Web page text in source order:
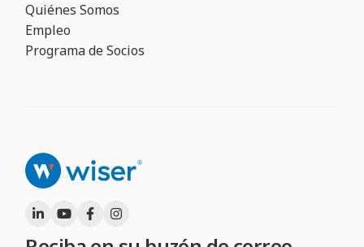
Quiénes Somos
Empleo
Programa de Socios